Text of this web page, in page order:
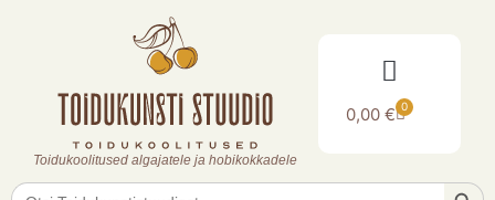
Toidukoolitused algajatele ja hobikokkadele
0,00€ 0
Search